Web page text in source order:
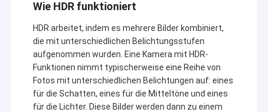
Wie HDR funktioniert
HDR arbeitet, indem es mehrere Bilder kombiniert,
die mit unterschiedlichen Belichtungsstufen
aufgenommen wurden. Eine Kamera mit HDR-
Funktionen nimmt typischerweise eine Reihe von
Fotos mit unterschiedlichen Belichtungen auf: eines
für die Schatten, eines für die Mitteltöne und eines
für die Lichter. Diese Bilder werden dann zu einem